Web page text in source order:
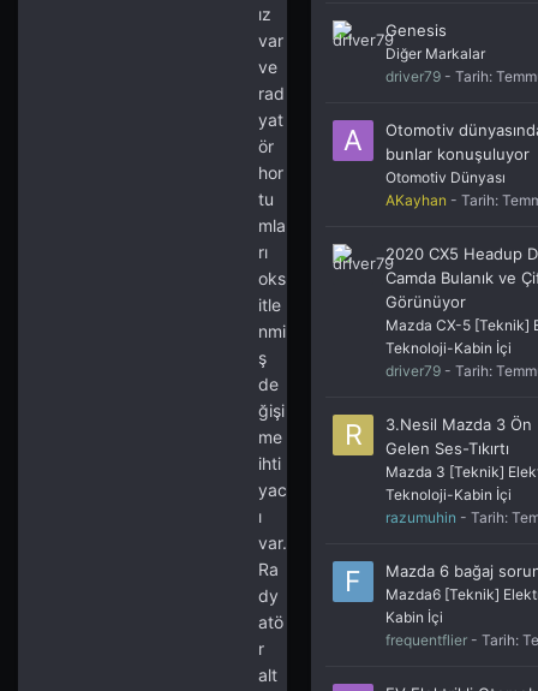
ız
var
ve
rad
yat
ör
hor
tu
mla
rı
oks
itle
nmi
ş
de
ğişi
me
ihti
yac
ı
var.
Ra
dy
atö
r
alt
Genesis
Diğer Markalar
driver79 - Tarih:
Otomotiv
bunlar konuşuluyor
Otomotiv Dünyası
AKayhan - Tarih:
2020 CX5 Headup
Camda Bulanık ve
Görünüyor
Mazda CX-5 [Teknik]
Teknoloji-Kabin İçi
driver79 - Tarih:
3.Nesil Mazda 3 Ön
Gelen Ses-Tıkırtı
Mazda 3 [Teknik]
Teknoloji-Kabin İçi
razumuhin - Tarih:
Mazda 6 bağaj
Mazda6 [Teknik]
Kabin İçi
frequentflier - Tarih: